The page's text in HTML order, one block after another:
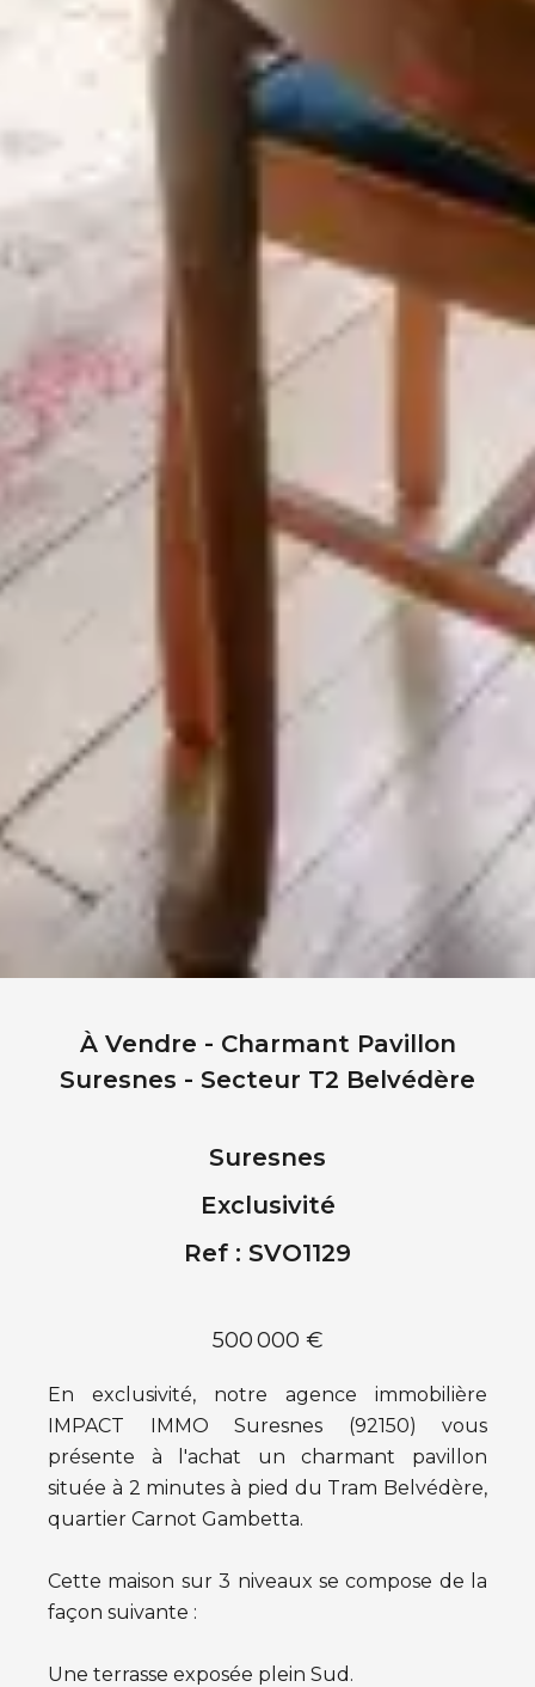
À Vendre - Charmant Pavillon
Suresnes - Secteur T2 Belvédère
Suresnes
Exclusivité
Ref : SVO1129
500 000 €
En exclusivité, notre agence immobilière
IMPACT IMMO Suresnes (92150) vous
présente à l'achat un charmant pavillon
située à 2 minutes à pied du Tram Belvédère,
quartier Carnot Gambetta.
Cette maison sur 3 niveaux se compose de la
façon suivante :
Une terrasse exposée plein Sud.